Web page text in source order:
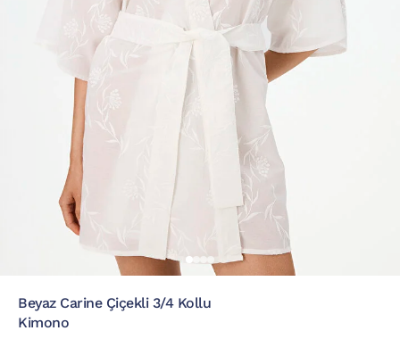
Beyaz Carine Çiçekli 3/4 Kollu
Kimono